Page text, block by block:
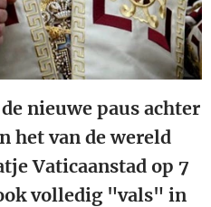
nieuwe paus achter
het van de wereld
Vaticaanstad op 7
volledig "vals" in